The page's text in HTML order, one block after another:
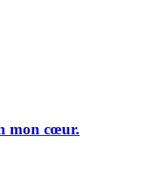
mon cœur.